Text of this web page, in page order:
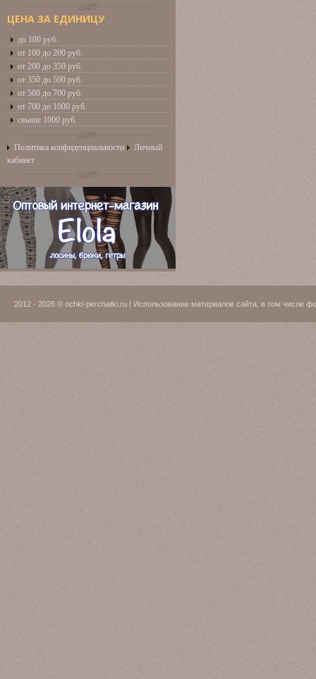
ЦЕНА ЗА ЕДИНИЦУ
до 100 руб.
от 100 до 200 руб.
от 200 до 350 руб.
от 350 до 500 руб.
от 500 до 700 руб.
от 700 до 1000 руб.
свыше 1000 руб.
Политика конфиденциальности
Личный
кабинет
2012 - 2026 © ochki-perchatki.ru | Использование материалов сайта, в том числе